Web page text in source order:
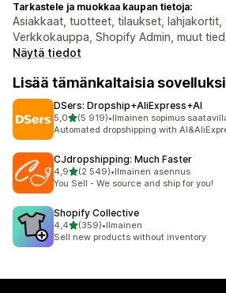
Tarkastele ja muokkaa kaupan tietoja:
Asiakkaat, tuotteet, tilaukset, lahjakortit,
Verkkokauppa, Shopify Admin, muut
Näytä tiedot
Lisää tämänkaltaisia
DSers: Dropship+AliExpress+AI
5,0/ 5 tähteä
(5 919)
5919 arvostelua yhteensä
•Ilmainen sopimus
Automated dropshipping with
CJdropshipping: Much Faster
4,9/ 5 tähteä
(2 549)
2549 arvostelua yhteensä
•Ilmainen asennus
You Sell - We source and ship for you!
Shopify Collective
4,4/ 5 tähteä
(359)
359 arvostelua yhteensä
•Ilmainen
Sell new products without inventory